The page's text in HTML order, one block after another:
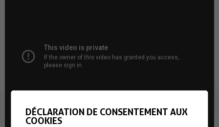
DÉCLARATION DE CONSENTEMENT AUX
COOKIES